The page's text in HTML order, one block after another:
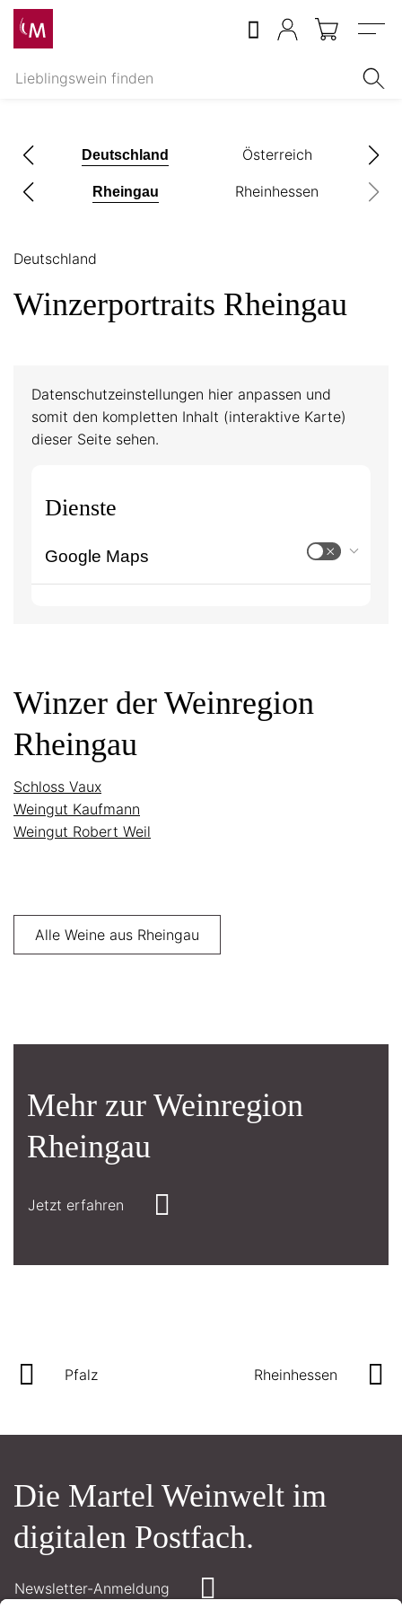
Menu
Deutschland Österreich
Rheingau Rheinhessen
Deutschland
Winzerportraits Rheingau
Datenschutzeinstellungen hier anpassen und
somit den kompletten Inhalt (interaktive Karte)
dieser Seite sehen.
Dienste
Google Maps
Winzer der Weinregion
Rheingau
Schloss Vaux
Weingut Kaufmann
Weingut Robert Weil
Alle Weine aus Rheingau
Mehr zur Weinregion
Rheingau
Jetzt erfahren
Pfalz Rheinhessen
Die Martel Weinwelt im
digitalen Postfach.
Newsletter-Anmeldung